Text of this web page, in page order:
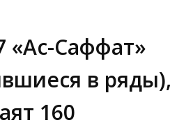
«Ас-Саффат»
в ряды),
аят 160